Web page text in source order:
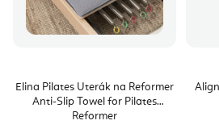
Elina Pilates Uterák na Reformer
Anti-Slip Towel for Pilates
Reformer